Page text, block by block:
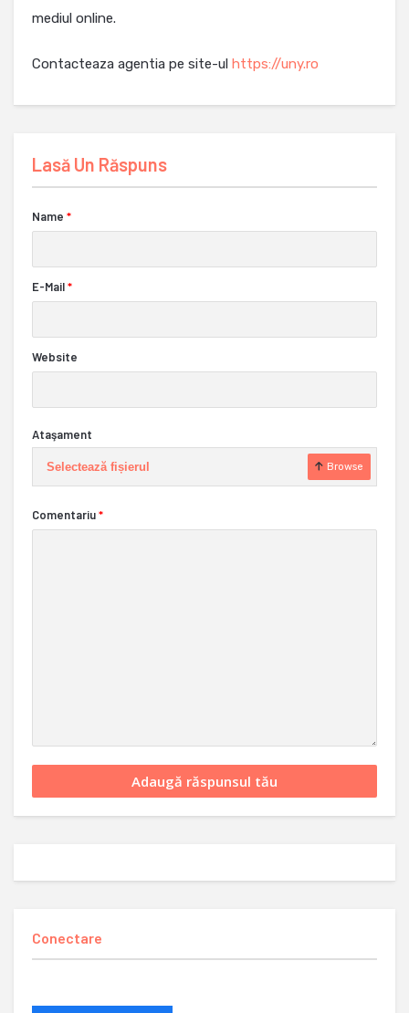
mediul online.
Contacteaza agentia pe site-ul https://uny.ro
Lasă Un Răspuns
Name *
E-Mail*
Website
Ataşament
Selectează fișierul Browse
Comentariu*
Conectare